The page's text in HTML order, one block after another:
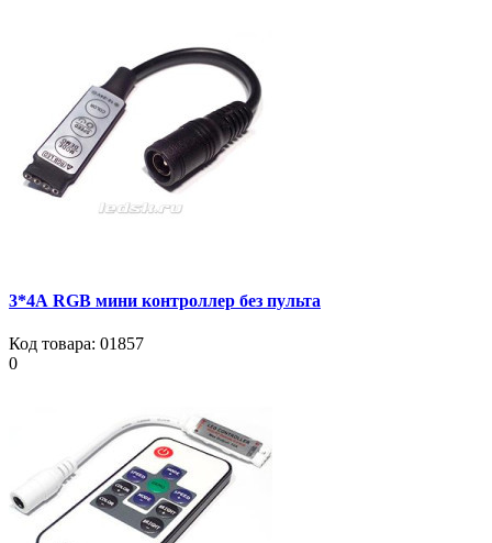
3*4А RGB мини контроллер без пульта
Код товара: 01857
0